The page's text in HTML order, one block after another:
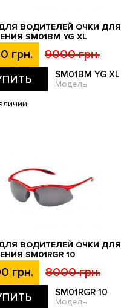
ВОДИТЕЛЕЙ ОЧКИ ДЛЯ
SM01BM YG XL
грн. 9000 грн.
SM01BM YG XL
Модель
ВОДИТЕЛЕЙ ОЧКИ ДЛЯ
SM01RGR 10
грн. 8000 грн.
SM01RGR 10
Модель